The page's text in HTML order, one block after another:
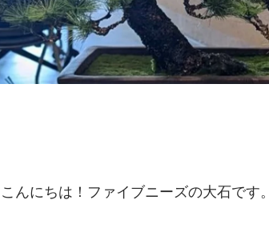
こんにちは！ファイブニーズの大石です。